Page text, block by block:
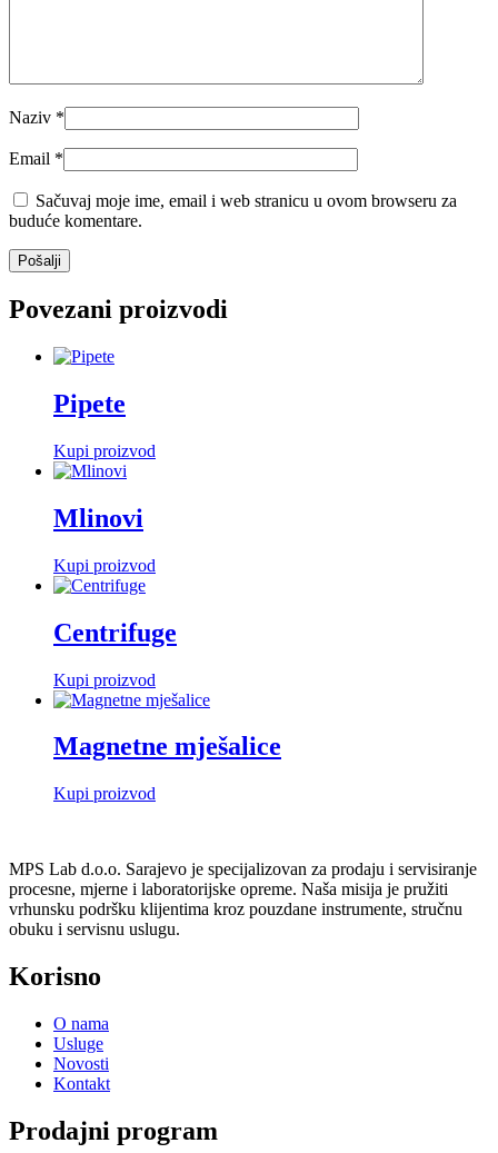
Naziv *
Email *
Sačuvaj moje ime, email i web stranicu u ovom browseru za
buduće komentare.
Povezani proizvodi
Pipete
Kupi proizvod
Mlinovi
Kupi proizvod
Centrifuge
Kupi proizvod
Magnetne mješalice
Kupi proizvod
MPS Lab d.o.o. Sarajevo je specijalizovan za prodaju i servisiranje
procesne, mjerne i laboratorijske opreme. Naša misija je pružiti
vrhunsku podršku klijentima kroz pouzdane instrumente, stručnu
obuku i servisnu uslugu.
Korisno
O nama
Usluge
Novosti
Kontakt
Prodajni program